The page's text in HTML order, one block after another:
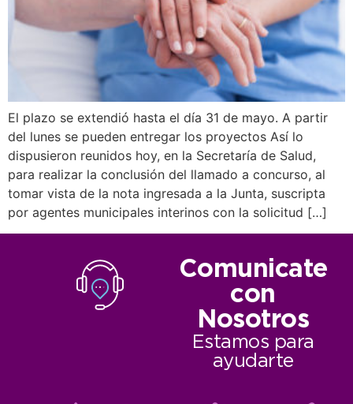
El plazo se extendió hasta el día 31 de mayo. A partir
del lunes se pueden entregar los proyectos Así lo
dispusieron reunidos hoy, en la Secretaría de Salud,
para realizar la conclusión del llamado a concurso, al
tomar vista de la nota ingresada a la Junta, suscripta
por agentes municipales interinos con la solicitud […]
Comunicate
con
Nosotros
Estamos para
ayudarte